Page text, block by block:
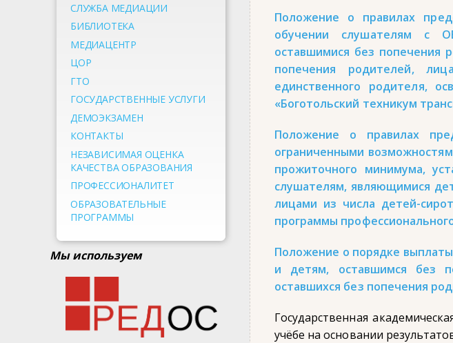
СЛУЖБА МЕДИАЦИИ
БИБЛИОТЕКА
МЕДИАЦЕНТР
ЦОР
ГТО
ГОСУДАРСТВЕННЫЕ УСЛУГИ
ДЕМОЭКЗАМЕН
КОНТАКТЫ
НЕЗАВИСИМАЯ ОЦЕНКА
КАЧЕСТВА ОБРАЗОВАНИЯ
ПРОФЕССИОНАЛИТЕТ
ОБРАЗОВАТЕЛЬНЫЕ
ПРОГРАММЫ
Мы используем
Положение о правилах
обучении слушателям с
оставшимися без попечения
попечения родителей,
единственного родителя,
«Боготольский техникум
Положение о правилах
ограниченными
прожиточного минимума,
слушателям, являющимися
лицами из числа детей-
программы
Положение о порядке
и детям, оставшимся без
оставшихся без попечения
Государственная
учёбе на основании